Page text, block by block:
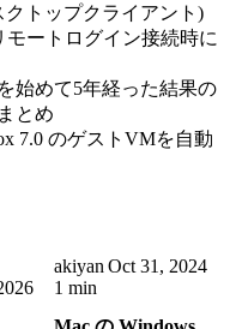
クトップクライアント)
モートログイン接続時に
始めて5年経った結果の
とめ
7.0 のゲストVMを自動
akiyan Oct 31, 2024
1 min